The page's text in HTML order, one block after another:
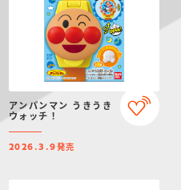
アンパンマン うきうき
ウォッチ！
2026.3.9発売